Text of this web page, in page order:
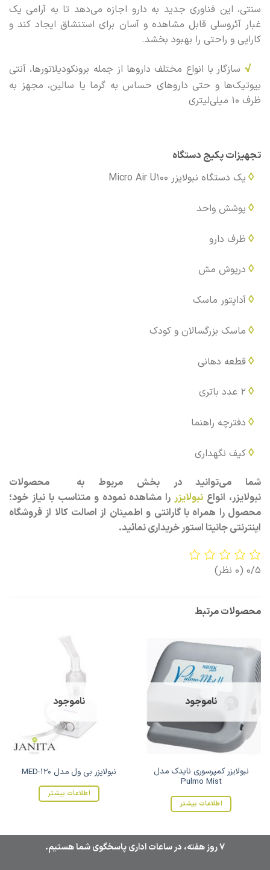
سنتی، این فناوری جدید به دارو اجازه می‌دهد تا به آرامی یک
غبار آئروسلی قابل مشاهده و آسان برای استنشاق ایجاد کند و
کارایی و راحتی را بهبود بخشد.
√ سازگار با انواع مختلف داروها از جمله برونکودیلاتورها، آنتی
بیوتیک‌ها و حتی داروهای حساس به گرما یا سالین، مجهز به
ظرف 10 میلی‌لیتری
تجهیزات پکیج دستگاه
◊ یک دستگاه نبولایزر Micro Air U100
◊ پوشش واحد
◊ ظرف دارو
◊ درپوش مش
◊آداپتور ماسک
◊ ماسک بزرگسالان و کودک
◊قطعه دهانی
◊ 2 عدد باتری
◊ دفترچه راهنما
◊کیف نگهداری
شما می‌توانید در بخش مربوط به محصولات
نبولایزر، انواع نبولایزررا مشاهده نموده و متناسب با نیاز خود؛
محصول را همراه با گارانتی و اطمینان از اصالت کالا از فروشگاه
اینترنتی جانیتا استور خریداری نمائید.
0/5 (0 نظر)
محصولات مرتبط
ناموجود
نبولایزر کمپرسوری نایدک مدل
Pulmo Mist
اطلاعات بیشتر
ناموجود
نبولایزر بی ول مدل MED-120
اطلاعات بیشتر
7 روز هفته، در ساعات اداری پاسخگوی شما هستیم.